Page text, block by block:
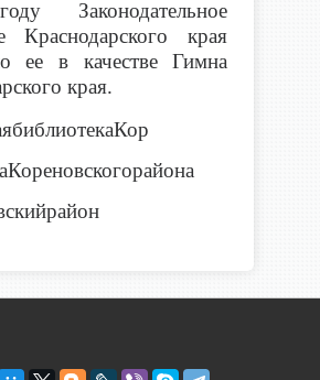
Законодательное
Краснодарского края
ее в качестве Гимна
края.